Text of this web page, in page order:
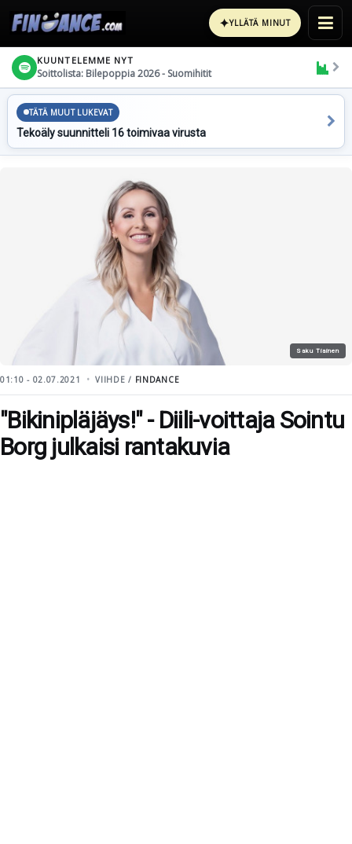
✦YLLÄTÄ MINUT
KUUNTELEMME NYT
Soittolista: Bilepoppia 2026 - Suomihitit
TÄTÄ MUUT LUKEVAT
Tekoäly suunnitteli 16 toimivaa virusta
Saku Tiainen
01:10 - 02.07.2021 VIIHDE / FINDANCE
"Bikinipläjäys!" - Diili-voittaja Sointu
Borg julkaisi rantakuvia